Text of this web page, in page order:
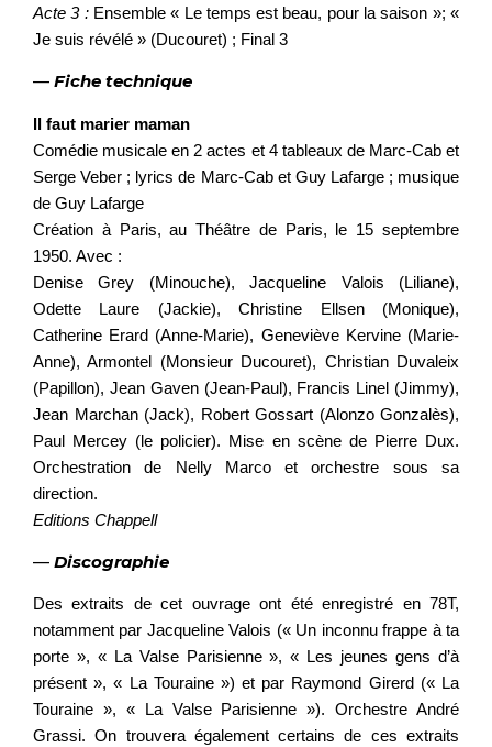
Acte 3 :Ensemble « Le temps est beau, pour la saison »; «
Je suis révélé » (Ducouret) ; Final 3
— Fiche technique
Il faut marier maman
Comédie musicale en 2 actes et 4 tableaux de Marc-Cab et
Serge Veber ; lyrics de Marc-Cab et Guy Lafarge ; musique
de Guy Lafarge
Création à Paris, au Théâtre de Paris, le 15 septembre
1950. Avec :
Denise Grey (Minouche), Jacqueline Valois (Liliane),
Odette Laure (Jackie), Christine Ellsen (Monique),
Catherine Erard (Anne-Marie), Geneviève Kervine (Marie-
Anne), Armontel (Monsieur Ducouret), Christian Duvaleix
(Papillon), Jean Gaven (Jean-Paul), Francis Linel (Jimmy),
Jean Marchan (Jack), Robert Gossart (Alonzo Gonzalès),
Paul Mercey (le policier). Mise en scène de Pierre Dux.
Orchestration de Nelly Marco et orchestre sous sa
direction.
Editions Chappell
— Discographie
Des extraits de cet ouvrage ont été enregistré en 78T,
notamment par Jacqueline Valois (« Un inconnu frappe à ta
porte », « La Valse Parisienne », « Les jeunes gens d’à
présent », « La Touraine ») et par Raymond Girerd (« La
Touraine », « La Valse Parisienne »). Orchestre André
Grassi. On trouvera également certains de ces extraits